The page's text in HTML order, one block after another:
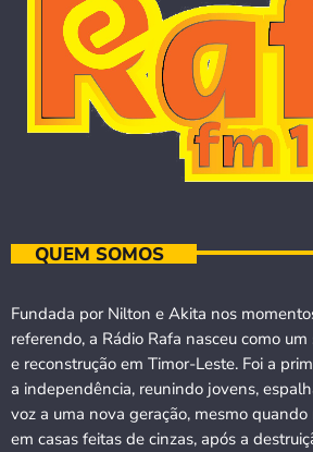
QUEM SOMOS
Fundada por Nilton e Akita nos
referendo, a Rádio Rafa nasceu como
e reconstrução em Timor-Leste. Foi a
a independência, reunindo jovens,
voz a uma nova geração, mesmo
em casas feitas de cinzas, após a